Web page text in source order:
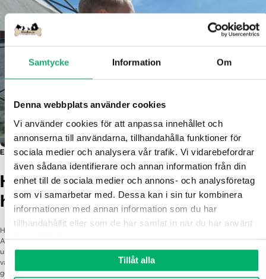
Samtycke Information Om
Denna webbplats använder cookies
Vi använder cookies för att anpassa innehållet och
annonserna till användarna, tillhandahålla funktioner för
sociala medier och analysera vår trafik. Vi vidarebefordrar
även sådana identifierare och annan information från din
enhet till de sociala medier och annons- och analysföretag
som vi samarbetar med. Dessa kan i sin tur kombinera
informationen med annan information som du har
tillhandahållit eller som de har samlat in när du har använt
Tillåt alla
En trygg plats för dig som älskar din hund - lika mycket som vi älskar våra.
Hundben.se - med hjärtat för
hunden
Hundben.se är fött ur en personlig resa – från sorg till passion. Vi, Gabriel och
Amanda, förlorade tilliten till industrin när vår älskade Maddox blev sjuk av ett
undermåligt tuggben. Det blev starten på vårt uppdrag: att skapa en butik där
varje produkt är noga utvald, transparent och säker. Allt du hittar hos oss kan du
ge till din hund med stolthet och lugn.